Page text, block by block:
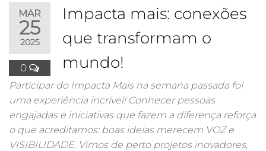
MAR
25
2025
0
Impacta mais: conexões
que transformam o
mundo!
Participar do Impacta Mais na semana passada foi
uma experiência incrível! Conhecer pessoas
engajadas e iniciativas que fazem a diferença reforça
o que acreditamos: boas ideias merecem VOZ e
VISIBILIDADE. Vimos de perto projetos inovadores,